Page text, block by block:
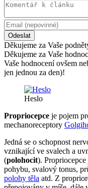
Odeslat
Děkujeme za Vaše
Děkujeme za Vaše
Vaše hodnocení ovšem
jen jednou za den)!
Heslo
Propriocepce je pojem
mechanoreceptory
Jedná se o schopnost
vznikající ve svalech a
(polohocit).
pohybu, svalový tonus,
polohy těla atd. Z